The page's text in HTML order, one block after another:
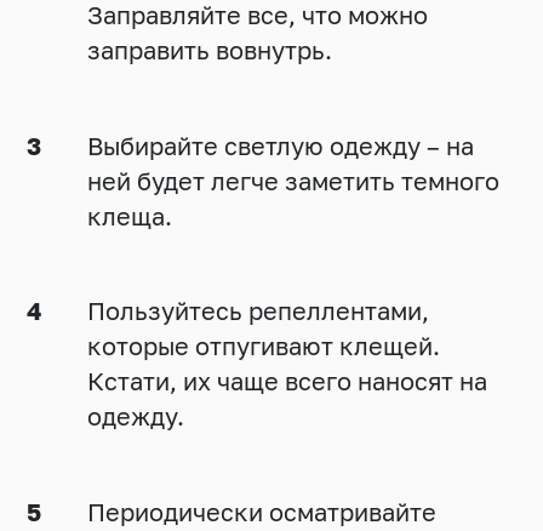
Заправляйте все, что можно
заправить вовнутрь.
Выбирайте светлую одежду – на
ней будет легче заметить темного
клеща.
Пользуйтесь репеллентами,
которые отпугивают клещей.
Кстати, их чаще всего наносят на
одежду.
Периодически осматривайте